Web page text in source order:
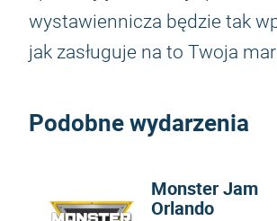
wystawiennicza będzie tak
jak zasługuje na to Twoja
Podobne wydarzenia
Monster Jam
Orlando